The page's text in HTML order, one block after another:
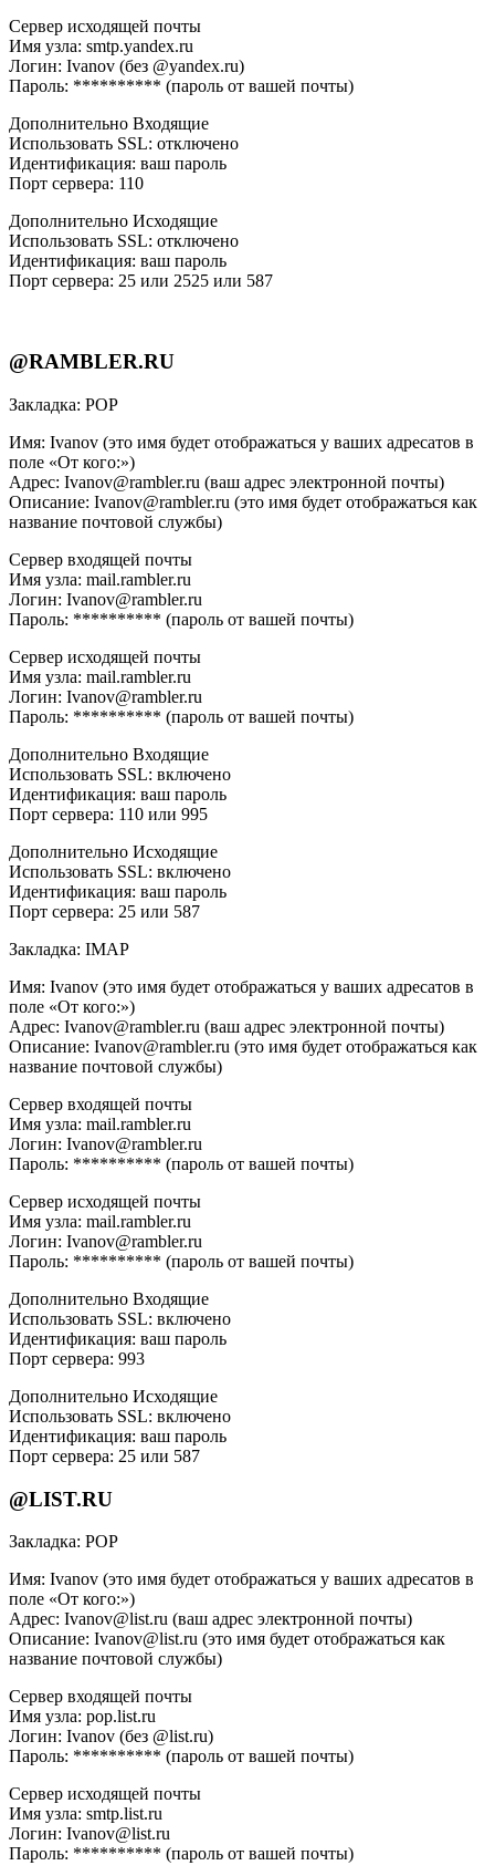
Сервер исходящей почты
Имя узла: smtp.yandex.ru
Логин: Ivanov (без @yandex.ru)
Пароль: ********** (пароль от вашей почты)
Дополнительно Входящие
Использовать SSL: отключено
Идентификация: ваш пароль
Порт сервера: 110
Дополнительно Исходящие
Использовать SSL: отключено
Идентификация: ваш пароль
Порт сервера: 25 или 2525 или 587
@RAMBLER.RU
Закладка: РОР
Имя: Ivanov (это имя будет отображаться у ваших адресатов в
поле «От кого:»)
Адрес: Ivanov@rambler.ru (ваш адрес электронной почты)
Описание: Ivanov@rambler.ru (это имя будет отображаться как
название почтовой службы)
Сервер входящей почты
Имя узла: mail.rambler.ru
Логин: Ivanov@rambler.ru
Пароль: ********** (пароль от вашей почты)
Сервер исходящей почты
Имя узла: mail.rambler.ru
Логин: Ivanov@rambler.ru
Пароль: ********** (пароль от вашей почты)
Дополнительно Входящие
Использовать SSL: включено
Идентификация: ваш пароль
Порт сервера: 110 или 995
Дополнительно Исходящие
Использовать SSL: включено
Идентификация: ваш пароль
Порт сервера: 25 или 587
Закладка: IMAP
Имя: Ivanov (это имя будет отображаться у ваших адресатов в
поле «От кого:»)
Адрес: Ivanov@rambler.ru (ваш адрес электронной почты)
Описание: Ivanov@rambler.ru (это имя будет отображаться как
название почтовой службы)
Сервер входящей почты
Имя узла: mail.rambler.ru
Логин: Ivanov@rambler.ru
Пароль: ********** (пароль от вашей почты)
Сервер исходящей почты
Имя узла: mail.rambler.ru
Логин: Ivanov@rambler.ru
Пароль: ********** (пароль от вашей почты)
Дополнительно Входящие
Использовать SSL: включено
Идентификация: ваш пароль
Порт сервера: 993
Дополнительно Исходящие
Использовать SSL: включено
Идентификация: ваш пароль
Порт сервера: 25 или 587
@LIST.RU
Закладка: РОР
Имя: Ivanov (это имя будет отображаться у ваших адресатов в
поле «От кого:»)
Адрес: Ivanov@list.ru (ваш адрес электронной почты)
Описание: Ivanov@list.ru (это имя будет отображаться как
название почтовой службы)
Сервер входящей почты
Имя узла: pop.list.ru
Логин: Ivanov (без @list.ru)
Пароль: ********** (пароль от вашей почты)
Сервер исходящей почты
Имя узла: smtp.list.ru
Логин: Ivanov@list.ru
Пароль: ********** (пароль от вашей почты)